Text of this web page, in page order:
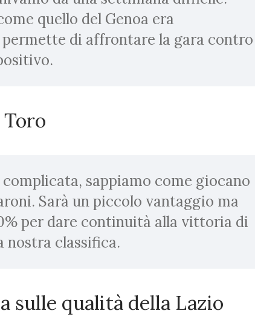
quello del Genoa era
di affrontare la gara contro
sappiamo come giocano
Sarà un piccolo vantaggio ma
per dare continuità alla vittoria di
nostra classifica.
sulle qualità della Lazio